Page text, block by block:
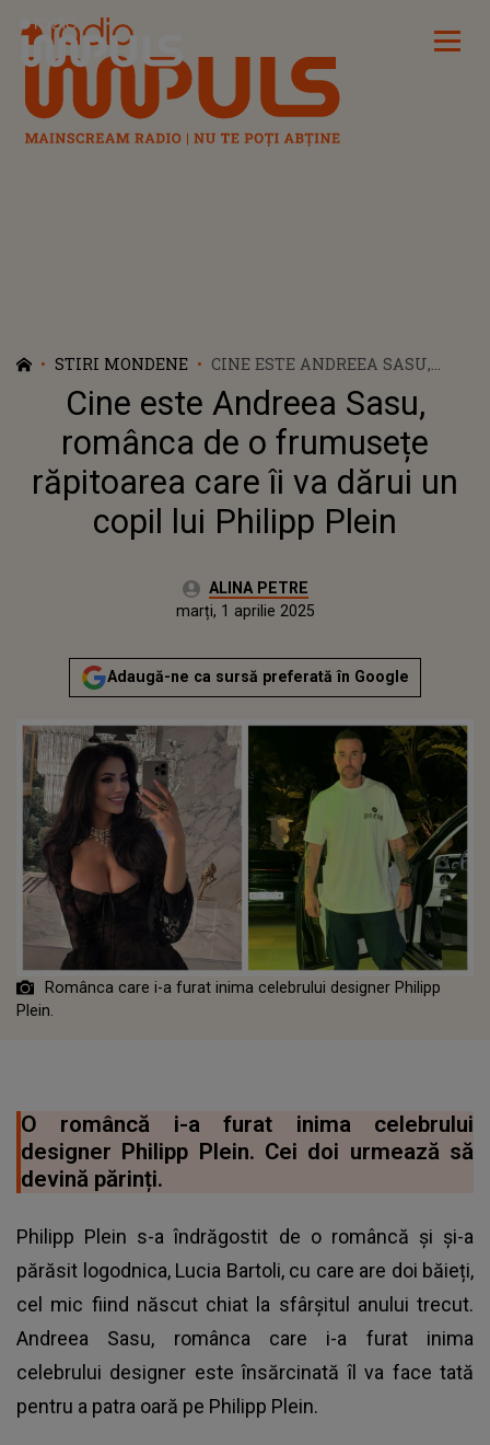
Radio Impuls
STIRI MONDENE
CINE ESTE ANDREEA SASU,
ROMÂNCA DE O FRUMUSEȚE
RĂPITOAREA CARE ÎI VA DĂRUI
UN COPIL LUI PHILIPP PLEIN
Cine este Andreea Sasu,
românca de o frumusețe
răpitoarea care îi va dărui un
copil lui Philipp Plein
Autor:ALINA PETRE
Actualizat:
marți, 1 aprilie 2025
Adaugă-ne ca sursă preferată în Google
Românca care i-a furat inima celebrului designer Philipp
Plein.
O româncă i-a furat inima celebrului
designer Philipp Plein. Cei doi urmează să
devină părinți.
Philipp Plein s-a îndrăgostit de o româncă și și-a
părăsit logodnica, Lucia Bartoli, cu care are doi băieți,
cel mic fiind născut chiat la sfârșitul anului trecut.
Andreea Sasu, românca care i-a furat inima
celebrului designer este însărcinată îl va face tată
pentru a patra oară pe Philipp Plein.